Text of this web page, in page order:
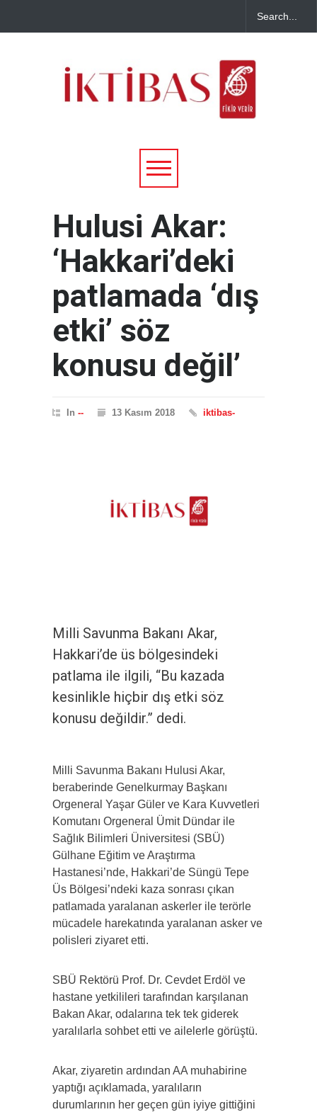
Hulusi Akar:
‘Hakkari’deki
patlamada ‘dış
etki’ söz
konusu değil’
In -- 13 Kasım 2018 iktibas-
Milli Savunma Bakanı Akar,
Hakkari’de üs bölgesindeki
patlama ile ilgili, “Bu kazada
kesinlikle hiçbir dış etki söz
konusu değildir.” dedi.
Milli Savunma Bakanı Hulusi Akar,
beraberinde Genelkurmay Başkanı
Orgeneral Yaşar Güler ve Kara Kuvvetleri
Komutanı Orgeneral Ümit Dündar ile
Sağlık Bilimleri Üniversitesi (SBÜ)
Gülhane Eğitim ve Araştırma
Hastanesi’nde, Hakkari’de Süngü Tepe
Üs Bölgesi’ndeki kaza sonrası çıkan
patlamada yaralanan askerler ile terörle
mücadele harekatında yaralanan asker ve
polisleri ziyaret etti.
SBÜ Rektörü Prof. Dr. Cevdet Erdöl ve
hastane yetkilileri tarafından karşılanan
Bakan Akar, odalarına tek tek giderek
yaralılarla sohbet etti ve ailelerle görüştü.
Akar, ziyaretin ardından AA muhabirine
yaptığı açıklamada, yaralıların
durumlarının her geçen gün iyiye gittiğini